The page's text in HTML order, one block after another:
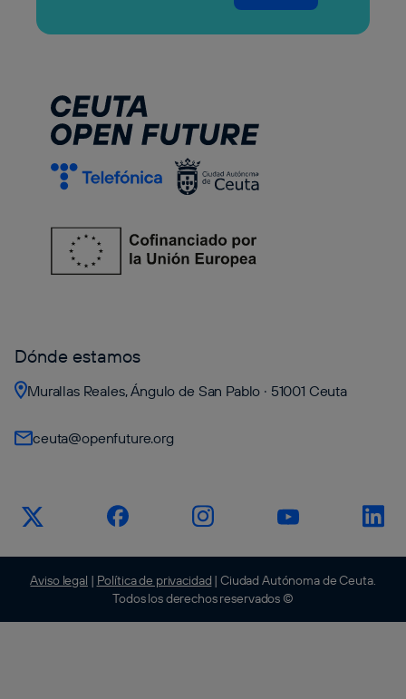
Dónde estamos
Murallas Reales, Ángulo de San Pablo · 51001 Ceuta
ceuta@openfuture.org
Aviso legal | Política de privacidad | Ciudad Autónoma de Ceuta.
Todos los derechos reservados ©